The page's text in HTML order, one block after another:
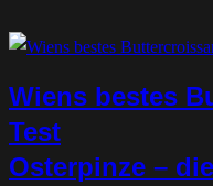
Wiens bestes
Test
Osterpinze –